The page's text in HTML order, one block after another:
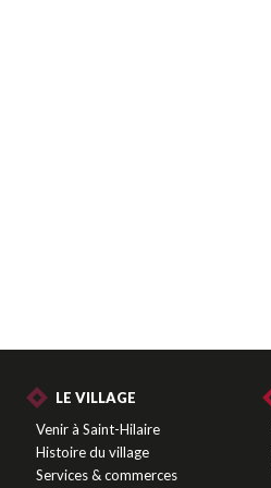
LE VILLAGE
Venir à Saint-Hilaire
Histoire du village
Services & commerces